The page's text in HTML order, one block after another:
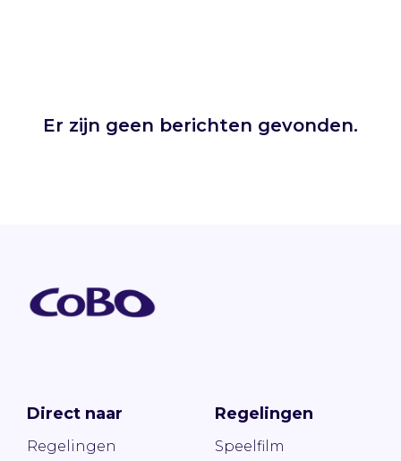
Er zijn geen berichten gevonden.
Direct naar
Regelingen
Regelingen
Speelfilm